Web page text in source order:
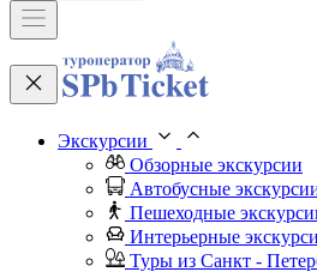
Экскурсии
Обзорные экскурсии
Автобусные
Пешеходные
Интерьерные
Туры из Санкт -